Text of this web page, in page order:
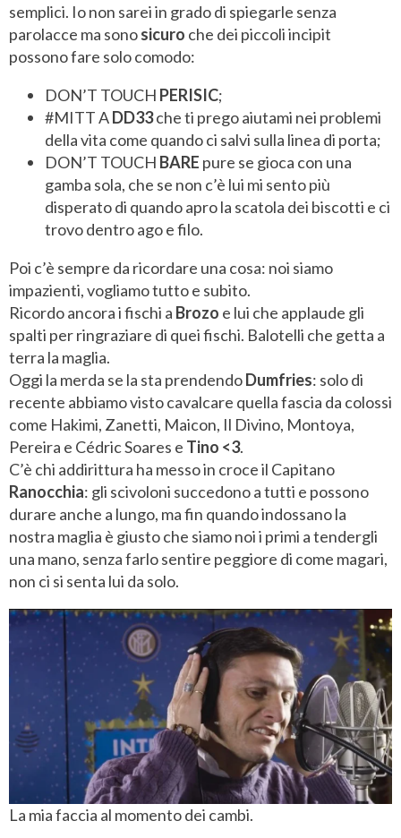
semplici. Io non sarei in grado di spiegarle senza
parolacce ma sonosicuro che dei piccoli incipit
possono fare solo comodo:
DON’T TOUCH PERISIC;
#MITT ADD33che ti prego aiutami nei problemi
della vita come quando ci salvi sulla linea di porta;
DON’T TOUCH BARE pure se gioca con una
gamba sola, che se non c’è lui mi sento più
disperato di quando apro la scatola dei biscotti e ci
trovo dentro ago e filo.
Poi c’è sempre da ricordare una cosa: noi siamo
impazienti, vogliamo tutto e subito.
Ricordo ancora i fischi a Brozo e lui che applaude gli
spalti per ringraziare di quei fischi. Balotelli che getta a
terra la maglia.
Oggi la merda se la sta prendendoDumfries: solo di
recente abbiamo visto cavalcare quella fascia da colossi
come Hakimi, Zanetti, Maicon, Il Divino, Montoya,
Pereira e Cédric Soares e Tino <3.
C’è chi addirittura ha messo in croce il Capitano
Ranocchia: gli scivoloni succedono a tutti e possono
durare anche a lungo, ma fin quando indossano la
nostra maglia è giusto che siamo noi i primi a tendergli
una mano, senza farlo sentire peggiore di come magari,
non ci si senta lui da solo.
La mia faccia al momento dei cambi.